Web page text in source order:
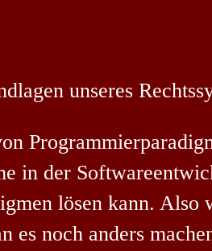
unseres
in der
lösen kann.
es noch anders